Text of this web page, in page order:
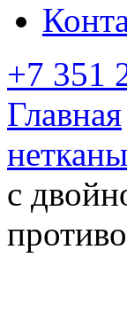
+7 351
Главная
с